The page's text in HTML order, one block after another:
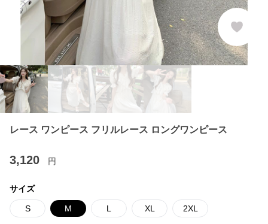
レース ワンピース フリルレース ロングワンピース
3,120 円
サイズ
S M L XL 2XL